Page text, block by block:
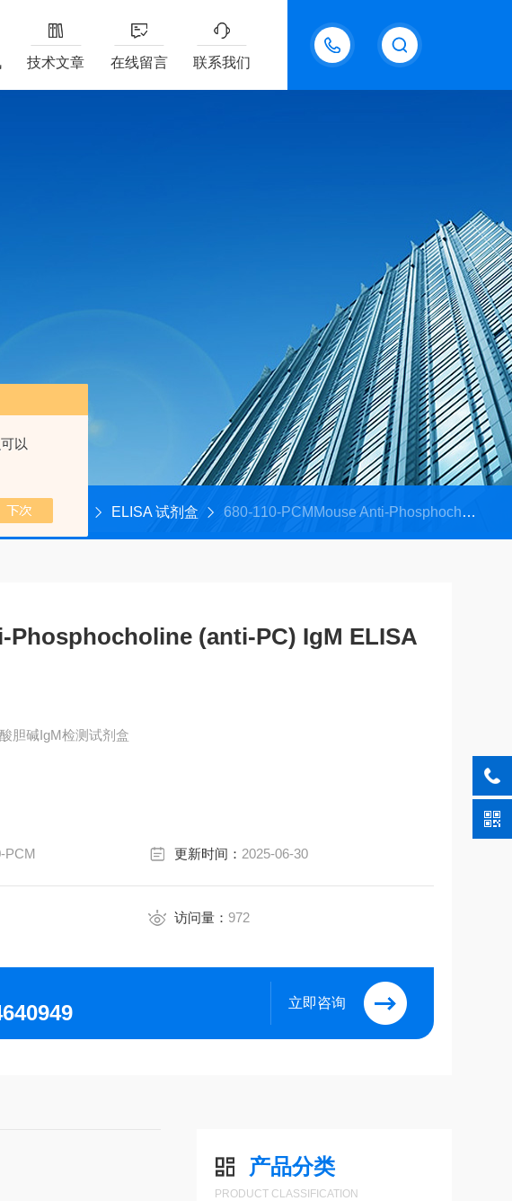
以
18611095289
技术文章 在线留言 联系我们
中心 ELISA 试剂盒 680-110-PCMMouse Anti-Phosphocholine (anti-PC) IgM ELISA Kit
Phosphocholine (anti-PC) IgM ELISA
胆碱IgM检测试剂盒
PCM 更新时间： 2025-06-30
访问量： 972
立即咨询
产品分类
PRODUCT CLASSIFICATION